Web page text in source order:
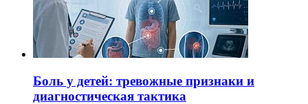
Боль у детей: тревожные признаки и
диагностическая тактика